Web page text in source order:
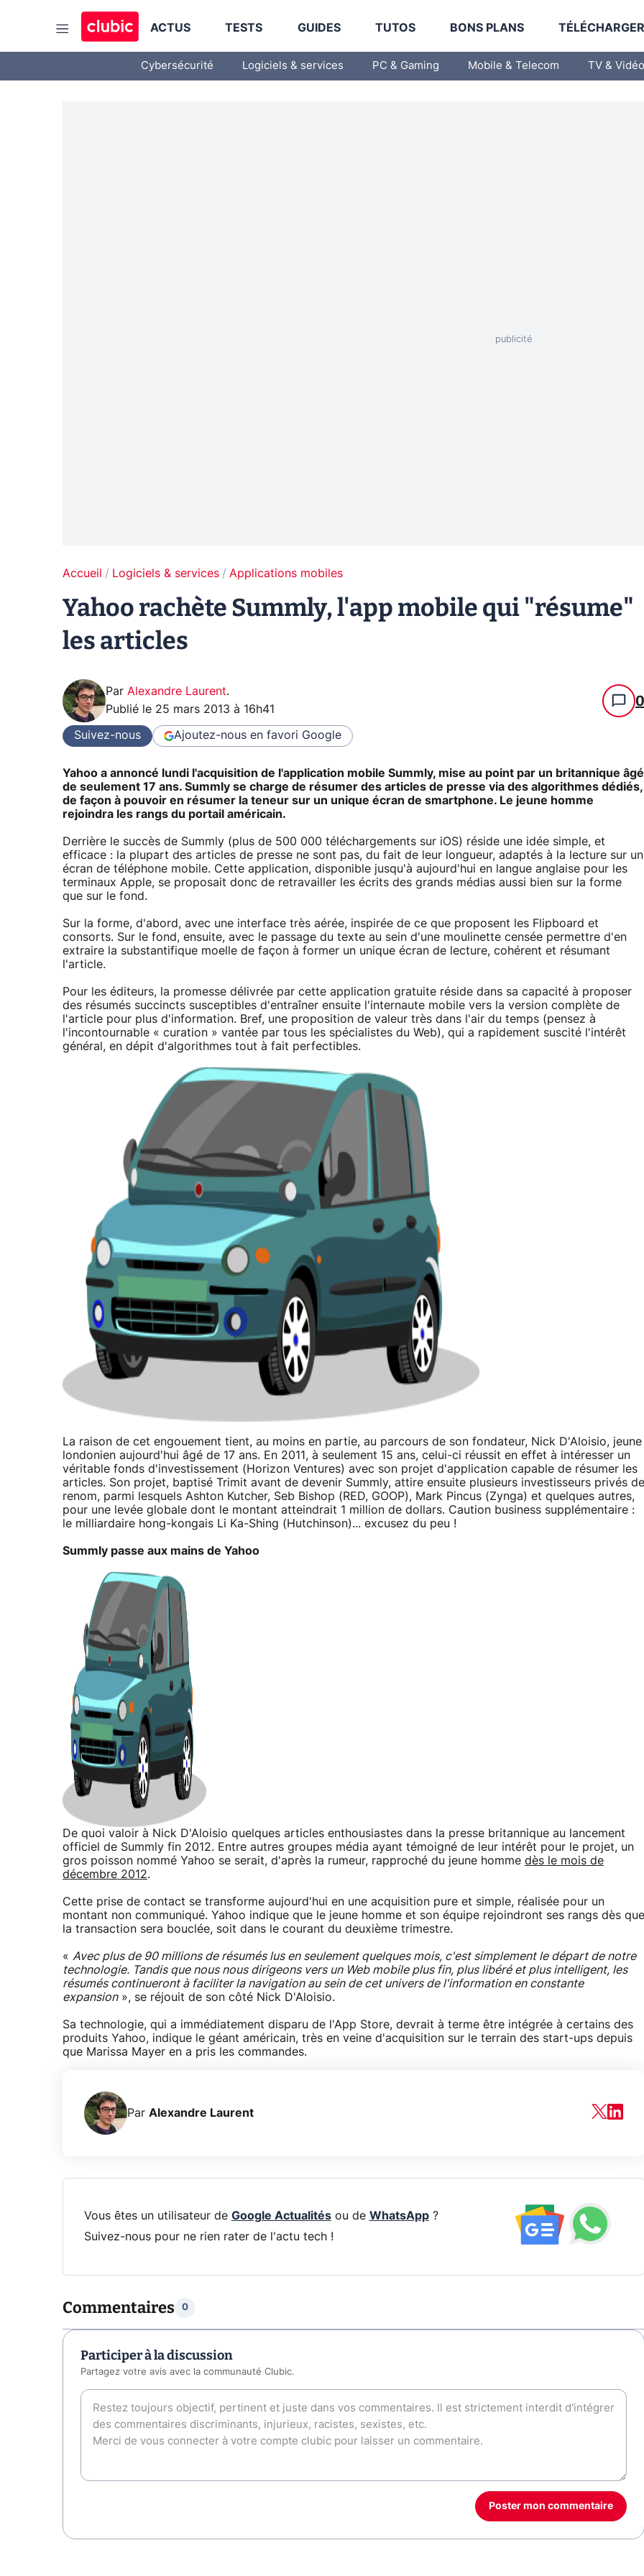
ACTUS TESTS GUIDES TUTOS BONS PLANS
Cybersécurité Logiciels & services PC & Gaming Mobile & Telecom TV & Vidéo
Accueil Logiciels & services Applications mobiles
Yahoo rachète Summly, l'app mobile qui "résume"
les articles
Par Alexandre Laurent.
Publié le 25 mars 2013 à 16h41 0
Suivez-nous Ajoutez-nous en favori Google
Yahoo a annoncé lundi l'acquisition de l'application mobile Summly, mise au point par un britannique âgé
de seulement 17 ans. Summly se charge de résumer des articles de presse via des algorithmes dédiés,
de façon à pouvoir en résumer la teneur sur un unique écran de smartphone. Le jeune homme
rejoindra les rangs du portail américain.
Derrière le succès de Summly (plus de 500 000 téléchargements sur iOS) réside une idée simple, et
efficace : la plupart des articles de presse ne sont pas, du fait de leur longueur, adaptés à la lecture sur un
écran de téléphone mobile. Cette application, disponible jusqu'à aujourd'hui en langue anglaise pour les
terminaux Apple, se proposait donc de retravailler les écrits des grands médias aussi bien sur la forme
que sur le fond.
Sur la forme, d'abord, avec une interface très aérée, inspirée de ce que proposent les Flipboard et
consorts. Sur le fond, ensuite, avec le passage du texte au sein d'une moulinette censée permettre d'en
extraire la substantifique moelle de façon à former un unique écran de lecture, cohérent et résumant
l'article.
Pour les éditeurs, la promesse délivrée par cette application gratuite réside dans sa capacité à proposer
des résumés succincts susceptibles d'entraîner ensuite l'internaute mobile vers la version complète de
l'article pour plus d'information. Bref, une proposition de valeur très dans l'air du temps (pensez à
l'incontournable « curation » vantée par tous les spécialistes du Web), qui a rapidement suscité l'intérêt
général, en dépit d'algorithmes tout à fait perfectibles.
La raison de cet engouement tient, au moins en partie, au parcours de son fondateur, Nick D'Aloisio, jeune
londonien aujourd'hui âgé de 17 ans. En 2011, à seulement 15 ans, celui-ci réussit en effet à intéresser un
véritable fonds d'investissement (Horizon Ventures) avec son projet d'application capable de résumer les
articles. Son projet, baptisé Trimit avant de devenir Summly, attire ensuite plusieurs investisseurs privés de
renom, parmi lesquels Ashton Kutcher, Seb Bishop (RED, GOOP), Mark Pincus (Zynga) et quelques autres,
pour une levée globale dont le montant atteindrait 1 million de dollars. Caution business supplémentaire :
le milliardaire hong-kongais Li Ka-Shing (Hutchinson)... excusez du peu !
Summly passe aux mains de Yahoo
De quoi valoir à Nick D'Aloisio quelques articles enthousiastes dans la presse britannique au lancement
officiel de Summly fin 2012. Entre autres groupes média ayant témoigné de leur intérêt pour le projet, un
gros poisson nommé Yahoo se serait, d'après la rumeur, rapproché du jeune homme dès le mois de
décembre 2012.
Cette prise de contact se transforme aujourd'hui en une acquisition pure et simple, réalisée pour un
montant non communiqué. Yahoo indique que le jeune homme et son équipe rejoindront ses rangs dès que
la transaction sera bouclée, soit dans le courant du deuxième trimestre.
« Avec plus de 90 millions de résumés lus en seulement quelques mois, c'est simplement le départ de notre
technologie. Tandis que nous nous dirigeons vers un Web mobile plus fin, plus libéré et plus intelligent, les
résumés continueront à faciliter la navigation au sein de cet univers de l'information en constante
expansion», se réjouit de son côté Nick D'Aloisio.
Sa technologie, qui a immédiatement disparu de l'App Store, devrait à terme être intégrée à certains des
produits Yahoo, indique le géant américain, très en veine d'acquisition sur le terrain des start-ups depuis
que Marissa Mayer en a pris les commandes.
Par Alexandre Laurent
Vous êtes un utilisateur de Google Actualitésou de WhatsApp?
Suivez-nous pour ne rien rater de l'actu tech !
Commentaires 0
Participer à la discussion
Partagez votre avis avec la communauté Clubic.
Poster mon commentaire